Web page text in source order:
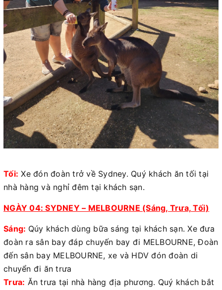
Tối: Xe đón đoàn trở về Sydney. Quý khách ăn tối tại
nhà hàng và nghỉ đêm tại khách sạn.
NGÀY 04: SYDNEY – MELBOURNE (Sáng, Trưa, Tối)
Sáng: Qúy khách dùng bữa sáng tại khách sạn. Xe đưa
đoàn ra sân bay đáp chuyến bay đi MELBOURNE, Đoàn
đến sân bay MELBOURNE, xe và HDV đón đoàn di
chuyển đi ăn trưa
Trưa: Ăn trưa tại nhà hàng địa phương. Quý khách bắt